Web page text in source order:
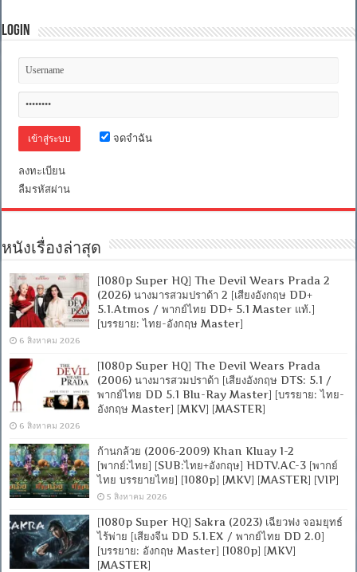
Login
จดจำฉัน
ลงทะเบียน
ลืมรหัสผ่าน
หนังเรื่องล่าสุด
[1080p Super HQ] The Devil Wears Prada 2
(2026) นางมารสวมปราด้า 2 [เสียงอังกฤษ DD+
5.1.Atmos / พากย์ไทย DD+ 5.1 Master แท้.]
[บรรยาย: ไทย-อังกฤษ Master]
6 สิงหาคม 2026
[1080p Super HQ] The Devil Wears Prada
(2006) นางมารสวมปราด้า [เสียงอังกฤษ DTS: 5.1 /
พากย์ไทย DD 5.1 Blu-Ray Master] [บรรยาย: ไทย-
อังกฤษ Master] [MKV] [MASTER]
6 สิงหาคม 2026
ก้านกล้วย (2006-2009) Khan Kluay 1-2
[พากย์:ไทย] [SUB:ไทย+อังกฤษ] HDTV.AC-3 [พากย์
ไทย บรรยายไทย] [1080p] [MKV] [MASTER] [VIP]
5 สิงหาคม 2026
[1080p Super HQ] Sakra (2023) เฉียวฟง จอมยุทธ์
ไร้พ่าย [เสียงจีน DD 5.1.EX / พากย์ไทย DD 2.0]
[บรรยาย: อังกฤษ Master] [1080p] [MKV]
[MASTER]